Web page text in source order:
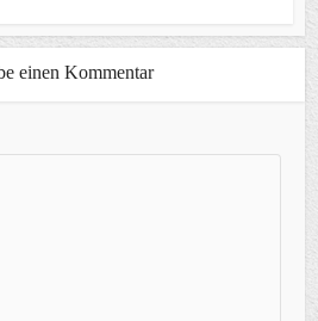
einen Kommentar